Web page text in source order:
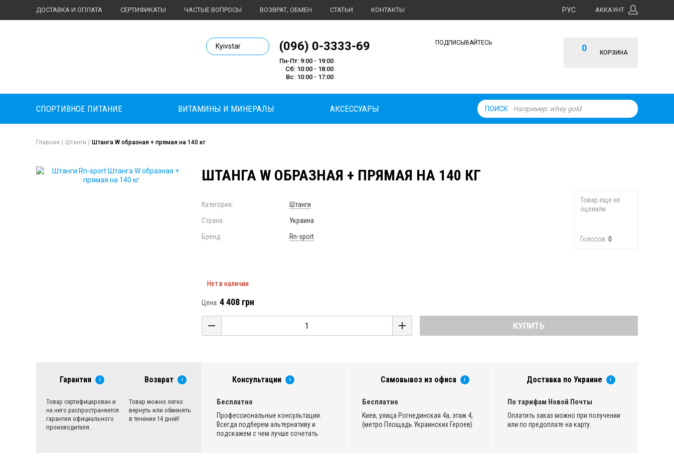
ДОСТАВКА И ОПЛАТА СЕРТИФИКАТЫ ЧАСТЫЕ ВОПРОСЫ ВОЗВРАТ, ОБМЕН СТАТЬИ КОНТАКТЫ АККАУНТ
РУС
Body Market №1 магазин спортивного питания
Kyivstar (096) 0-3333-69
Пн-Пт: 9:00 - 19:00
Сб: 10:00 - 18:00
Вс: 10:00 - 17:00
0 КОРЗИНА
ПОДПИСЫВАЙТЕСЬ
ПОИСК
СПОРТИВНОЕ ПИТАНИЕ ВИТАМИНЫ И МИНЕРАЛЫ АКСЕССУАРЫ
Главная Штанги Штанга W образная + прямая на 140 кг
ШТАНГА W ОБРАЗНАЯ + ПРЯМАЯ НА 140 КГ
Товар еще не
оценили
Голосов: 0
Категория:
Штанги
Страна:
Украина
Бренд:
Rn-sport
Нет в наличии
Цена: 4 408 грн
КУПИТЬ
Гарантия i
Товар сертифицирован и
на него распространяется
гарантия официального
производителя.
Возврат i
Товар можно легко
вернуть или обменять
в течение 14 дней!
Консультации i
Бесплатно
Профессиональные консультации.
Всегда подберем альтернативу и
подскажем с чем лучше сочетать.
Самовывоз из офиса i
Бесплатно
Киев, улица Рогнединская 4а, этаж 4,
(метро Площадь Украинских Героев)
Доставка по Украине i
По тарифам Новой Почты
Оплатить заказ можно при получении
или по предоплате на карту.